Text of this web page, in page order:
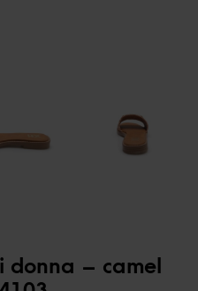
– camel